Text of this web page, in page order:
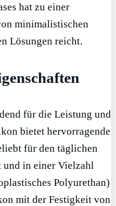
hat zu einer
minimalistischen
Lösungen reicht.
für die Leistung und
bietet hervorragende
für den täglichen
und in einer Vielzahl
Polyurethan)
mit der Festigkeit von